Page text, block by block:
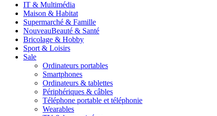
IT & Multimédia
Maison & Habitat
Supermarché & Famille
NouveauBeauté & Santé
Bricolage & Hobby
Sport & Loisirs
Sale
Ordinateurs portables
Smartphones
Ordinateurs & tablettes
Périphériques & câbles
Téléphone portable et téléphonie
Wearables